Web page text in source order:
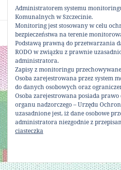
Dumnie wspierane przez WordPress
Administratorem systemu monitoringu
Komunalnych w Szczecinie.
Monitoring jest stosowany w celu
bezpieczeństwa na terenie
Podstawą prawną do przetwarzania
RODO w związku z prawnie
administratora.
Zapisy z monitoringu
Osoba zarejestrowana przez system
do danych osobowych oraz
Osoba zarejestrowana posiada
organu nadzorczego – Urzędu
uzasadnione jest, iż dane osobowe
administratora niezgodnie z
ciasteczka